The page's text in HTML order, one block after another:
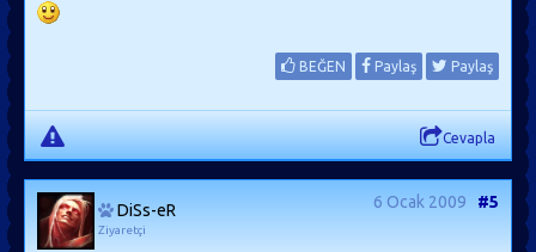
BEĞEN Paylaş Paylaş
Cevapla
DiSs-eR
Ziyaretçi
6 Ocak 2009 #5